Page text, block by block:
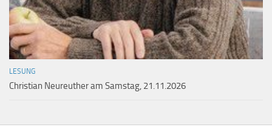
LESUNG
Christian Neureuther am Samstag, 21.11.2026